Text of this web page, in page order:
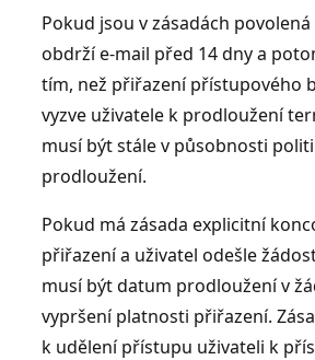
Pokud jsou v zásadách
obdrží e-mail před 14 dny a
tím, než přiřazení přístupového
vyzve uživatele k prodloužení
musí být stále v působnosti
prodloužení.
Pokud má zásada explicitní
přiřazení a uživatel odešle
musí být datum prodloužení v
vypršení platnosti přiřazení.
k udělení přístupu uživateli k